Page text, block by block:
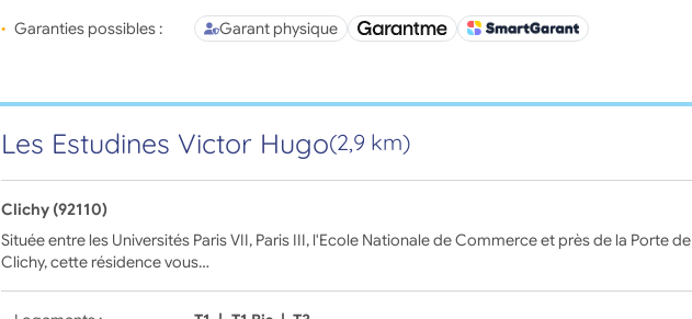
Garanties possibles : Garant physique
Les Estudines Victor Hugo(2,9 km)
Clichy (92110)
Située entre les Universités Paris VII, Paris III, l'Ecole Nationale de Commerce et près de la Porte de
Clichy, cette résidence vous…